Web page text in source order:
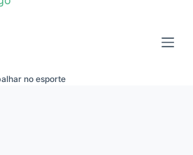
no esporte